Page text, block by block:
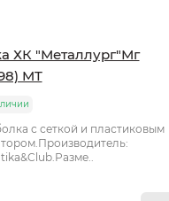
ХК "Металлург"Мг
MT
с сеткой и пластиковым